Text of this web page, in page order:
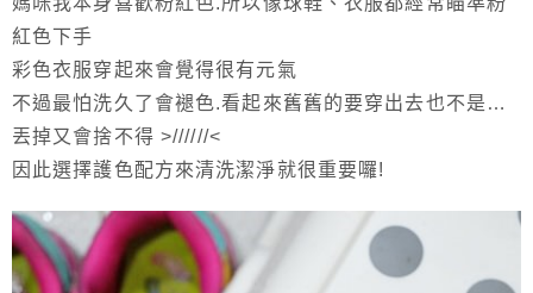
紅色下手
彩色衣服穿起來會覺得很有元氣
不過最怕洗久了會褪色.看起來舊舊的要穿出去也不是…
丟掉又會捨不得 >//////<
因此選擇護色配方來清洗潔淨就很重要囉!